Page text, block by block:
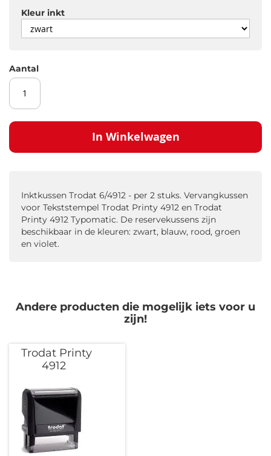
Kleur inkt
Aantal
In Winkelwagen
Inktkussen Trodat 6/4912 - per 2 stuks. Vervangkussen
voor Tekststempel Trodat Printy 4912 en Trodat
Printy 4912 Typomatic. De reservekussens zijn
beschikbaar in de kleuren: zwart, blauw, rood, groen
en violet.
Andere producten die mogelijk iets voor u
zijn!
Trodat Printy
4912